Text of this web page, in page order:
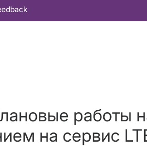
работы
на сервис